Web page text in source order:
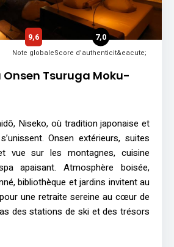
Onsen Tsuruga Moku-
9,6
Note globale
7,0
Score d'authenticit&eacute;
Niseko, où tradition japonaise et
Onsen extérieurs, suites
vue sur les montagnes, cuisine
apaisant. Atmosphère boisée,
bibliothèque et jardins invitent au
une retraite sereine au cœur de
des stations de ski et des trésors